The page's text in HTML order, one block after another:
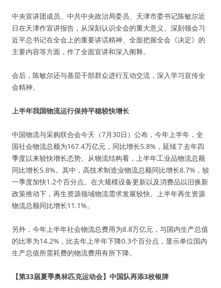
中央宣讲团成员、中共中央政治局委员、天津市委书记陈敏尔近
日在天津作宣讲报告，从深刻认识全会的重大意义、深刻领会习
近平总书记在全会上的重要讲话精神、全面把握全会《决定》的
主要内容等方面，作了全面宣讲和深入阐释。
会后，陈敏尔还与基层干部群众进行互动交流，深入学习宣传全
会精神。
上半年我国物流运行保持平稳较快增长
中国物流与采购联合会今天（7月30日）公布，今年上半年，全
国社会物流总额为167.4万亿元，同比增长5.8%，延续了去年四
季度以来较快增长态势。从物流结构看，上半年工业品物流总额
同比增长5.8%。其中，高技术制造业物流总额同比增长8.7%，较
一季度加快1.2个百分点。在大规模设备更新以及消费品以旧换新
政策推动下，再生资源领域物流需求发展较快。上半年再生资源
物流总额同比增长11.1%。
另外，今年上半年社会物流总费用为8.8万亿元，与国内生产总值
的比率为14.2%，比去年上半年下降0.3个百分点，显示单位国内
生产总值所需耗费的物流费用有所下降。
【第33届夏季奥林匹克运动会】中国队再添3枚银牌